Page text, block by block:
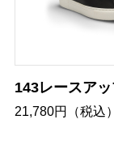
143レースア
21,780円（税込）